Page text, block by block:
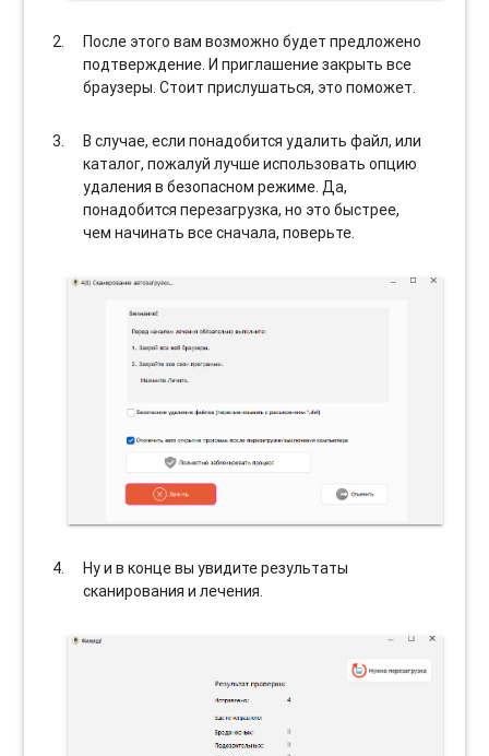
После этого вам возможно будет предложено
подтверждение. И приглашение закрыть все
браузеры. Стоит прислушаться, это поможет.
В случае, если понадобится удалить файл, или
каталог, пожалуй лучше использовать опцию
удаления в безопасном режиме. Да,
понадобится перезагрузка, но это быстрее,
чем начинать все сначала, поверьте.
Ну и в конце вы увидите результаты
сканирования и лечения.